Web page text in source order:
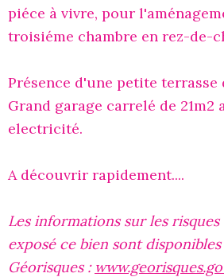
piéce à vivre, pour
troisiéme chambre en rez-de-
Présence d'une petite terrasse
Grand garage carrelé de 21m2
electricité.
A découvrir rapidement....
Les informations sur les risques
exposé ce bien sont
Géorisques :